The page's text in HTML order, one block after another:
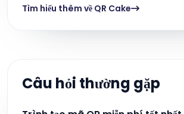
Tìm hiểu thêm về QR Cake
Câu hỏi thường gặp